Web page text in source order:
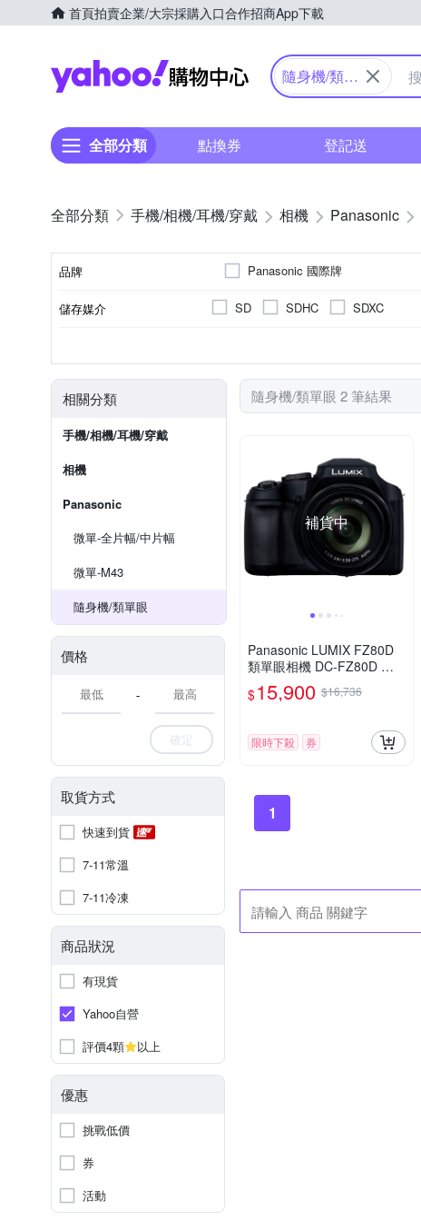
首頁拍賣企業/大宗採購入口合作招商App下載
Yahoo購物中心
隨身機/類單
全部分類 點換券 登記送
手機/相機/耳機/穿戴 相機 Panasonic
品牌 Panasonic 國際牌
儲存媒介 SD SDHC SDXC
相關分類
手機/相機/耳機/穿戴
相機
Panasonic
微單-全片幅/中片幅
微單-M43
隨身機/類單眼
價格
-
確定
取貨方式
快速到貨
7-11常溫
7-11冷凍
商品狀況
有現貨
Yahoo自營
評價4顆
以上
優惠
挑戰低價
券
活動
隨身機/類單眼 2 筆結果
補貨中
Panasonic LUMIX FZ80D
類單眼相機 DC-FZ80D 公
司貨
$15,900 $16,736
限時下殺 券
1